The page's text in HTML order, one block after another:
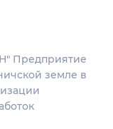
Предприятие
земле в